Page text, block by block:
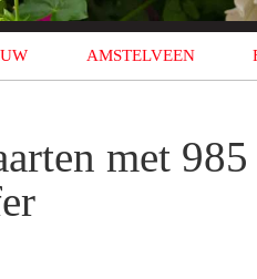
AMSTELVEEN
met